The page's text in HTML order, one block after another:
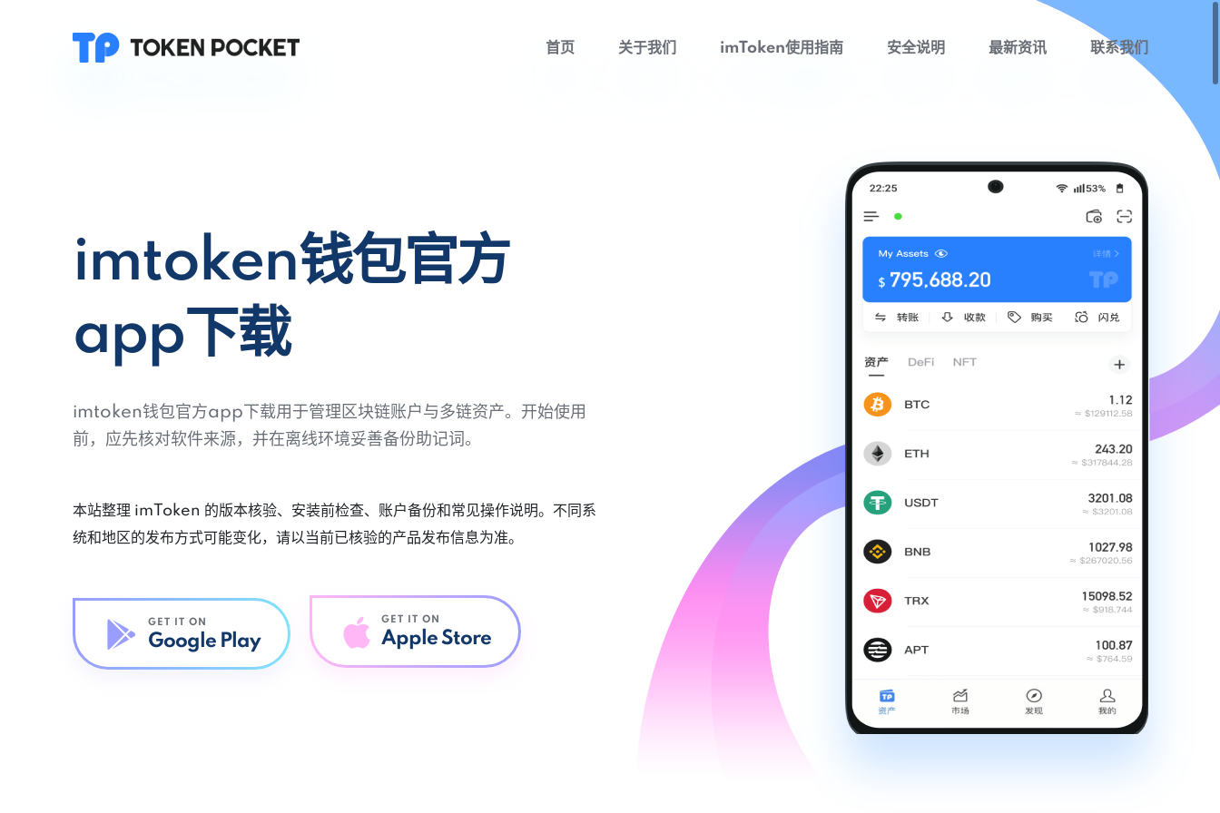
首页 关于我们 imToken使用指南 安全说明 最新资讯 联系我们
imtoken钱包官方
app下载
imtoken钱包官方app下载用于管理区块链账户与多链资产。开始使用
前，应先核对软件来源，并在离线环境妥善备份助记词。
本站整理 imToken 的版本核验、安装前检查、账户备份和常见操作说明。不同系
统和地区的发布方式可能变化，请以当前已核验的产品发布信息为准。
GET IT ON
Google Play
GET IT ON
Apple Store